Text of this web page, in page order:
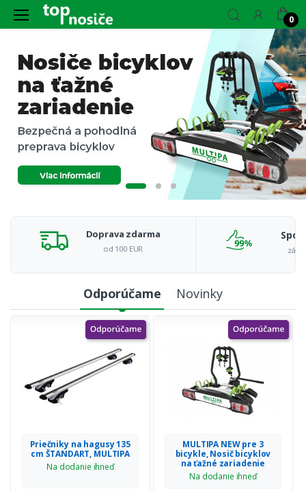
0
Doprava zdarma
od 100 EUR
Odporúčame Novinky
Priečniky na hagusy 135
cm ŠTANDART, MULTIPA
Na dodanie ihneď
MULTIPA NEW pre 3
bicykle, Nosič bicyklov
na ťažné zariadenie
Na dodanie ihneď